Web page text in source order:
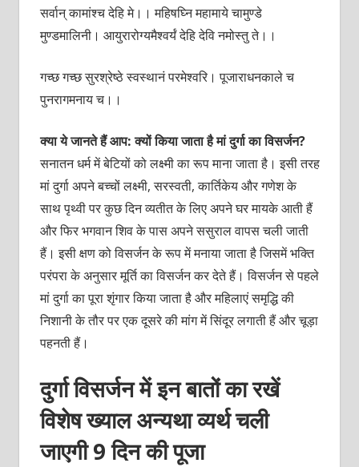
सर्वान् कामांश्च देहि मे।। महिषघ्नि महामाये चामुण्डे
मुण्डमालिनी। आयुरारोग्यमैश्वर्यं देहि देवि नमोस्तु ते।।
गच्छ गच्छ सुरश्रेष्ठे स्वस्थानं परमेश्वरि। पूजाराधनकाले च
पुनरागमनाय च।।
क्या ये जानते हैं आप: क्यों किया जाता है मां दुर्गा का विसर्जन?
सनातन धर्म में बेटियों को लक्ष्मी का रूप माना जाता है। इसी तरह
मां दुर्गा अपने बच्चों लक्ष्मी, सरस्वती, कार्तिकेय और गणेश के
साथ पृथ्वी पर कुछ दिन व्यतीत के लिए अपने घर मायके आती हैं
और फिर भगवान शिव के पास अपने ससुराल वापस चली जाती
हैं। इसी क्षण को विसर्जन के रूप में मनाया जाता है जिसमें भक्ति
परंपरा के अनुसार मूर्ति का विसर्जन कर देते हैं। विसर्जन से पहले
मां दुर्गा का पूरा शृंगार किया जाता है और महिलाएं समृद्धि की
निशानी के तौर पर एक दूसरे की मांग में सिंदूर लगाती हैं और चूड़ा
पहनती हैं।
दुर्गा विसर्जन में इन बातों का रखें
विशेष ख्याल अन्यथा व्यर्थ चली
जाएगी 9 दिन की पूजा